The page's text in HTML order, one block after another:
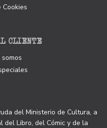
Cookies
CLIENTE
del Ministerio de Cultura, a
del Libro, del Cómic y de la